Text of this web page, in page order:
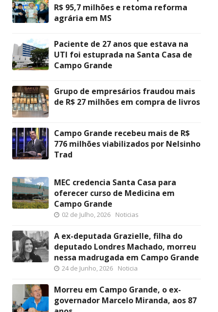
R$ 95,7 milhões e retoma reforma
agrária em MS
Paciente de 27 anos que estava na
UTI foi estuprada na Santa Casa de
Campo Grande
Grupo de empresários fraudou mais
de R$ 27 milhões em compra de livros
Campo Grande recebeu mais de R$
776 milhões viabilizados por Nelsinho
Trad
MEC credencia Santa Casa para
oferecer curso de Medicina em
Campo Grande
02 de Julho, 2026 Noticias
A ex-deputada Grazielle, filha do
deputado Londres Machado, morreu
nessa madrugada em Campo Grande
24 de Junho, 2026 Noticia
Morreu em Campo Grande, o ex-
governador Marcelo Miranda, aos 87